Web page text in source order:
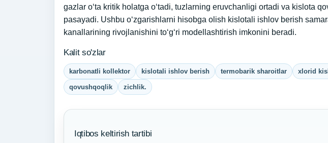
gazlar o‘ta kritik holatga o‘tadi, tuzlarning eruvchanligi ortadi va kislota
pasayadi. Ushbu o‘zgarishlarni hisobga olish kislotali ishlov berish
kanallarining rivojlanishini to‘g‘ri modellashtirish imkonini beradi.
Kalit so'zlar
karbonatli kollektor kislotali ishlov berish termobarik sharoitlar xlorid
qovushqoqlik zichlik.
Iqtibos keltirish tartibi